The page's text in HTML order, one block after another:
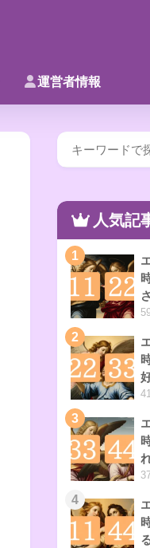
運営者情報
人気記
1
2
3
4